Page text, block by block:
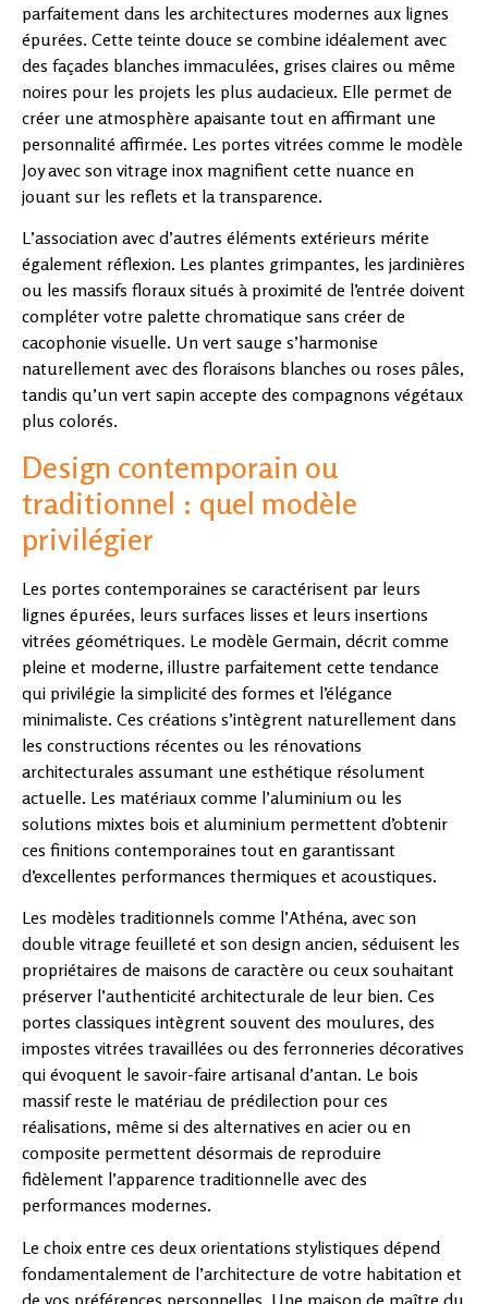
parfaitement dans les architectures modernes aux lignes
épurées. Cette teinte douce se combine idéalement avec
des façades blanches immaculées, grises claires ou même
noires pour les projets les plus audacieux. Elle permet de
créer une atmosphère apaisante tout en affirmant une
personnalité affirmée. Les portes vitrées comme le modèle
Joy avec son vitrage inox magnifient cette nuance en
jouant sur les reflets et la transparence.
L’association avec d’autres éléments extérieurs mérite
également réflexion. Les plantes grimpantes, les jardinières
ou les massifs floraux situés à proximité de l’entrée doivent
compléter votre palette chromatique sans créer de
cacophonie visuelle. Un vert sauge s’harmonise
naturellement avec des floraisons blanches ou roses pâles,
tandis qu’un vert sapin accepte des compagnons végétaux
plus colorés.
Design contemporain ou
traditionnel : quel modèle
privilégier
Les portes contemporaines se caractérisent par leurs
lignes épurées, leurs surfaces lisses et leurs insertions
vitrées géométriques. Le modèle Germain, décrit comme
pleine et moderne, illustre parfaitement cette tendance
qui privilégie la simplicité des formes et l’élégance
minimaliste. Ces créations s’intègrent naturellement dans
les constructions récentes ou les rénovations
architecturales assumant une esthétique résolument
actuelle. Les matériaux comme l’aluminium ou les
solutions mixtes bois et aluminium permettent d’obtenir
ces finitions contemporaines tout en garantissant
d’excellentes performances thermiques et acoustiques.
Les modèles traditionnels comme l’Athéna, avec son
double vitrage feuilleté et son design ancien, séduisent les
propriétaires de maisons de caractère ou ceux souhaitant
préserver l’authenticité architecturale de leur bien. Ces
portes classiques intègrent souvent des moulures, des
impostes vitrées travaillées ou des ferronneries décoratives
qui évoquent le savoir-faire artisanal d’antan. Le bois
massif reste le matériau de prédilection pour ces
réalisations, même si des alternatives en acier ou en
composite permettent désormais de reproduire
fidèlement l’apparence traditionnelle avec des
performances modernes.
Le choix entre ces deux orientations stylistiques dépend
fondamentalement de l’architecture de votre habitation et
de vos préférences personnelles. Une maison de maître du